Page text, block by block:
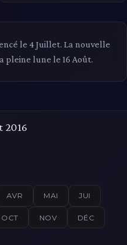
le 4 Juillet. La nouvelle
pleine lune le 16 Août.
2016
AVR MAI JUI
OCT NOV DÉC